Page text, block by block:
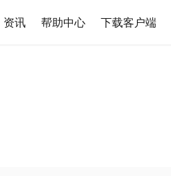
资讯 帮助中心 下载客户端